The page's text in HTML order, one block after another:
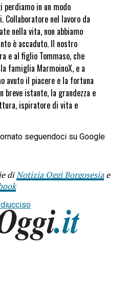
perdiamo in un modo
Collaboratore nel lavoro da
nella vita, non abbiamo
è accaduto. Il nostro
e al figlio Tommaso, che
famiglia MarmoinoX, e a
avuto il piacere e la fortuna
breve istante, la grandezza e
ispiratore di vita e
seguendoci su Google
diNotizia Oggi Borgosesiae
ucciso